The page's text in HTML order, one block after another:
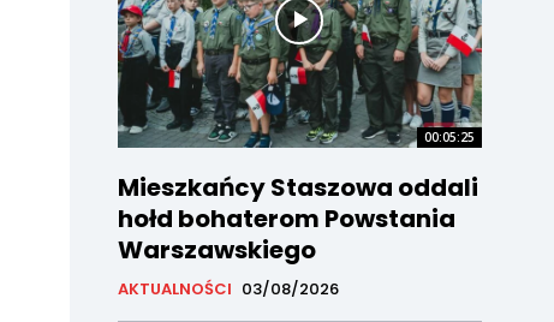
00:05:25
Mieszkańcy Staszowa oddali
hołd bohaterom Powstania
Warszawskiego
AKTUALNOŚCI 03/08/2026